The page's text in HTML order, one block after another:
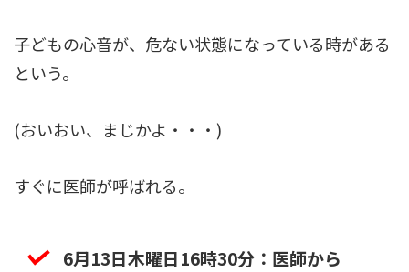
子どもの心音が、危ない状態になっている時がある
という。
(おいおい、まじかよ・・・)
すぐに医師が呼ばれる。
6月13日木曜日16時30分：医師から